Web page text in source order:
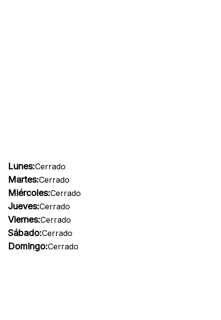
Lunes:Cerrado
Martes:Cerrado
Miércoles:Cerrado
Jueves:Cerrado
Viernes:Cerrado
Sábado:Cerrado
Domingo:Cerrado